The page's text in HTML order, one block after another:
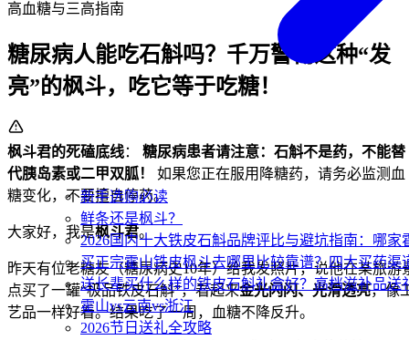
新手选购必读
鲜条还是枫斗？
2026国内十大铁皮石斛品牌评比与避坑指南：哪家
买正宗霍山铁皮枫斗去哪里比较靠谱？四大买药渠
送长辈买什么样的铁皮石斛礼盒好？高档滋补品送
霍山vs云南vs浙江
2026节日送礼全攻略
高血糖与三高指南
糖尿病人能吃石斛吗？千万警惕这种“发
亮”的枫斗，吃它等于吃糖！
枫斗君的死磕底线： 糖尿病患者请注意：石斛不是药，不能替
代胰岛素或二甲双胍！
如果您正在服用降糖药，请务必监测血
糖变化，不要擅自停药。
大家好，我是枫斗君。
昨天有位老糖友（糖尿病史10年）给我发照片，说他在某旅游
点买了一罐“极品铁皮石斛”，看起来金光闪闪、光滑透亮，像
艺品一样好看。结果吃了一周，血糖不降反升。